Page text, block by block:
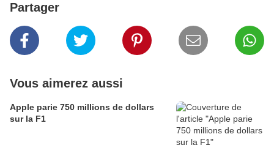
Partager
Vous aimerez aussi
Apple parie 750 millions de dollars
sur la F1